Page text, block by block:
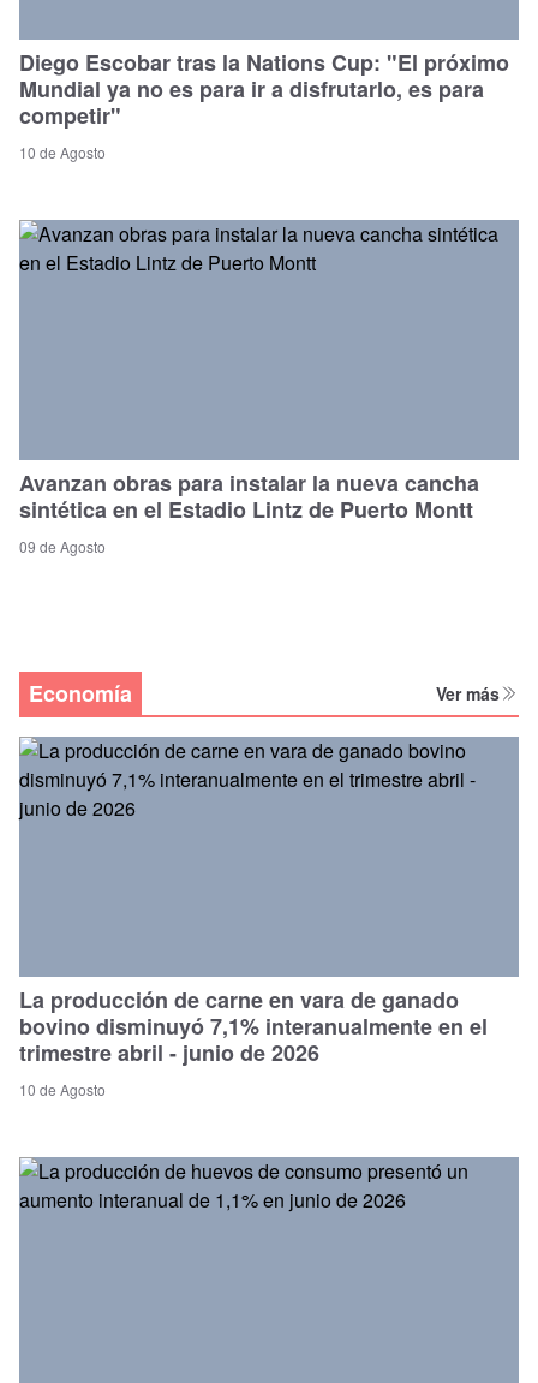
Diego Escobar tras la Nations Cup: "El próximo
Mundial ya no es para ir a disfrutarlo, es para
competir"
10 de Agosto
Avanzan obras para instalar la nueva cancha
sintética en el Estadio Lintz de Puerto Montt
09 de Agosto
Economía Ver más
La producción de carne en vara de ganado
bovino disminuyó 7,1% interanualmente en el
trimestre abril - junio de 2026
10 de Agosto